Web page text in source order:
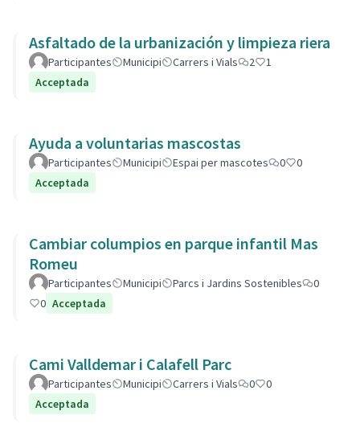
Asfaltado de la urbanización y limpieza riera
Participantes Municipi Carrers i Vials 2
1
Acceptada
Ayuda a voluntarias mascostas
Participantes Municipi Espai per mascotes 0
0
Acceptada
Cambiar columpios en parque infantil Mas
Romeu
Participantes Municipi Parcs i Jardins Sostenibles
0
0 Acceptada
Cami Valldemar i Calafell Parc
Participantes Municipi Carrers i Vials 0
0
Acceptada